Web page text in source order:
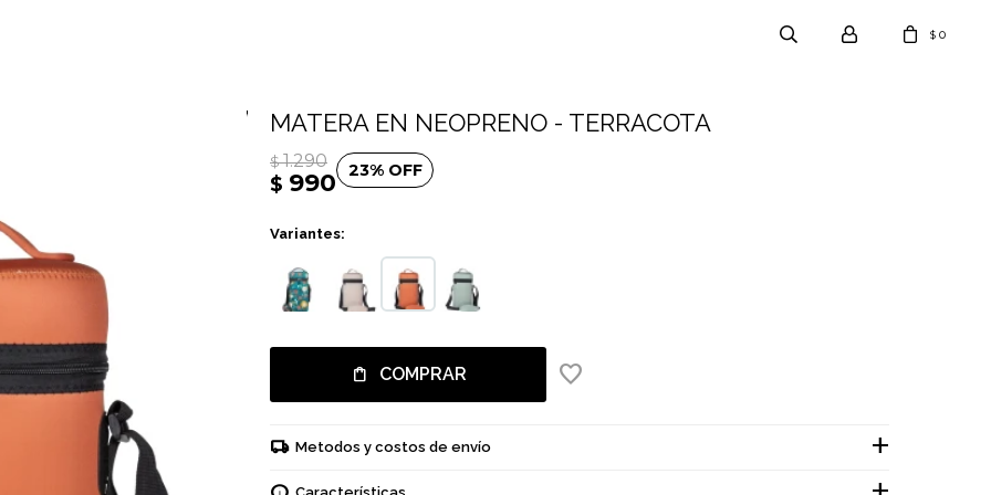
$ 0
MATERA EN NEOPRENO - TERRACOTA
$ 990
$ 1.290 23
Variantes:
COMPRAR
Metodos y costos de envío